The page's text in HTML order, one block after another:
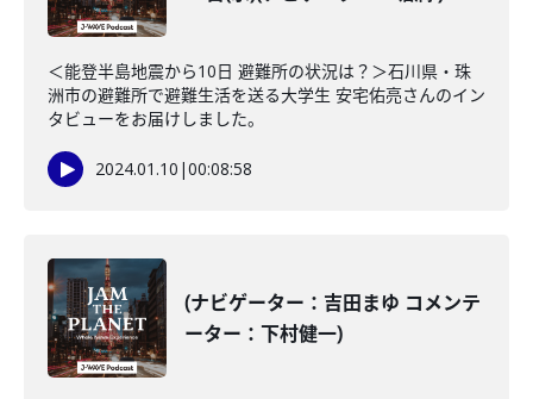
＜能登半島地震から10日 避難所の状況は？＞石川県・珠
洲市の避難所で避難生活を送る大学生 安宅佑亮さんのイン
タビューをお届けしました。
2024.01.10 |00:08:58
(ナビゲーター：吉田まゆ コメンテ
ーター：下村健一)